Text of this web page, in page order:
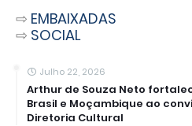
⇨ EMBAIXADAS
⇨ SOCIAL
Julho 22, 2026
Arthur de Souza Neto
Brasil e Moçambique ao
Diretoria Cultural